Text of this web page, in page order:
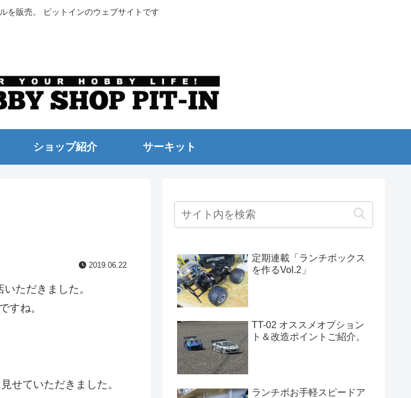
を販売。 ピットインのウェブサイトです
ショップ紹介 サーキット
2019.06.22
ただきました。
すね。
せていただきました。
定期連載「ランチボックス
を作るVol.2」
TT-02 オススメオプション
ト＆改造ポイントご紹介。
ランチボお手軽スピードア